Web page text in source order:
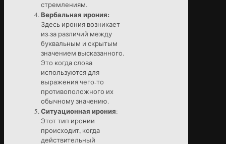
стремлениям.
Вербальная ирония:
Здесь ирония возникает
из-за различий между
буквальным и скрытым
значением высказанного.
Это когда слова
используются для
выражения чего-то
противоположного их
обычному значению.
Ситуационная ирония:
Этот тип иронии
происходит, когда
действительный